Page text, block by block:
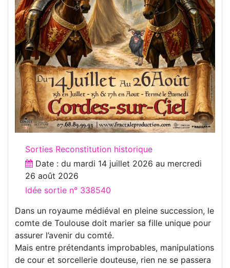
Sorties Reconstitution historique
Date : du mardi 14 juillet 2026 au mercredi
26 août 2026
Idée sortie n° 338540
Dans un royaume médiéval en pleine succession, le
comte de Toulouse doit marier sa fille unique pour
assurer l’avenir du comté.
Mais entre prétendants improbables, manipulations
de cour et sorcellerie douteuse, rien ne se passera